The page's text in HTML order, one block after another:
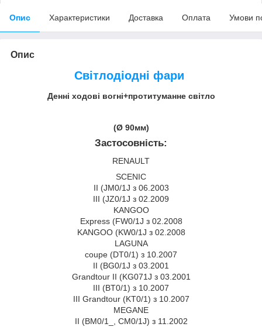
Опис Характеристики Доставка Оплата Умови
Опис
Світлодіодні фари
Денні ходові вогні+протитуманне світло
(Ø 90мм)
Застосовність:
RENAULT
SCENIC
II (JM0/1J з 06.2003
III (JZ0/1J з 02.2009
KANGOO
Express (FW0/1J з 02.2008
KANGOO (KW0/1J з 02.2008
LAGUNA
coupe (DT0/1) з 10.2007
II (BG0/1J з 03.2001
Grandtour II (KG071J з 03.2001
III (BT0/1) з 10.2007
III Grandtour (KT0/1) з 10.2007
MEGANE
II (BM0/1_, CM0/1J) з 11.2002